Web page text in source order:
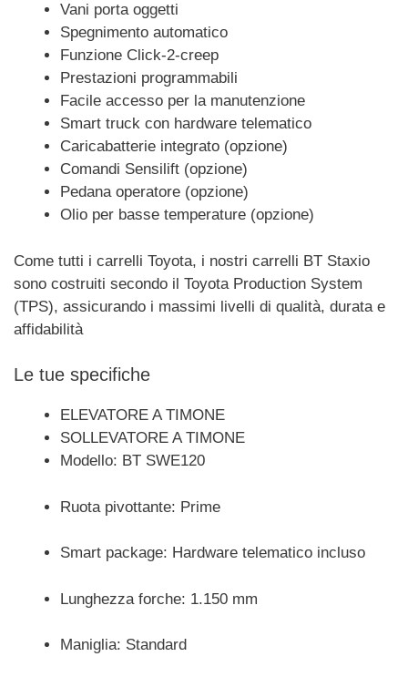
Vani porta oggetti
Spegnimento automatico
Funzione Click-2-creep
Prestazioni programmabili
Facile accesso per la manutenzione
Smart truck con hardware telematico
Caricabatterie integrato (opzione)
Comandi Sensilift (opzione)
Pedana operatore (opzione)
Olio per basse temperature (opzione)
Come tutti i carrelli Toyota, i nostri carrelli BT Staxio
sono costruiti secondo il Toyota Production System
(TPS), assicurando i massimi livelli di qualità, durata e
affidabilità
Le tue specifiche
ELEVATORE A TIMONE
SOLLEVATORE A TIMONE
Modello: BT SWE120
Ruota pivottante: Prime
Smart package: Hardware telematico incluso
Lunghezza forche: 1.150 mm
Maniglia: Standard